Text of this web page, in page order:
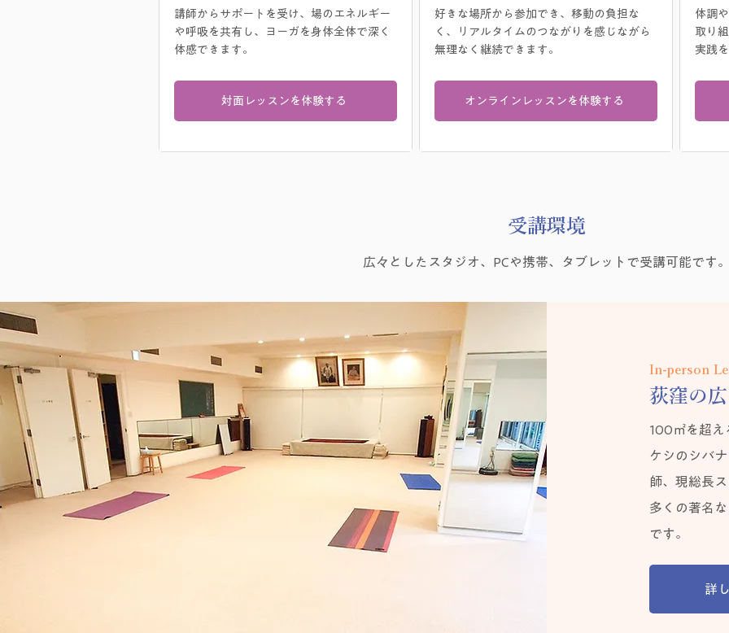
講師からサポートを受け、場のエネルギー
や呼吸を共有し、ヨーガを身体全体で深く
体感できます。​
対面レッスンを体験する
好きな場所から参加でき、移動の負担な
く、リアルタイムのつながりを感じながら
無理なく継続できます。
オンラインレッスンを体験する
体調
取り
実践
受講環境
広々としたスタジオ、PCや携帯、タブレットで受講可能です。
In-person
荻窪の
100㎡を超え
ケシのシバ
師、現総長
多くの著名
です。
詳